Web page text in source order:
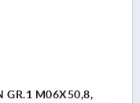
GR.1 M06X50,8,